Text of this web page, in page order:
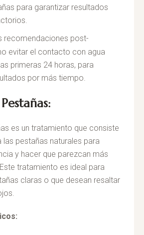
para garantizar resultados
recomendaciones post-
evitar el contacto con agua
primeras 24 horas, para
por más tiempo.
es un tratamiento que consiste
las pestañas naturales para
y hacer que parezcan más
tratamiento es ideal para
claras o que desean resaltar